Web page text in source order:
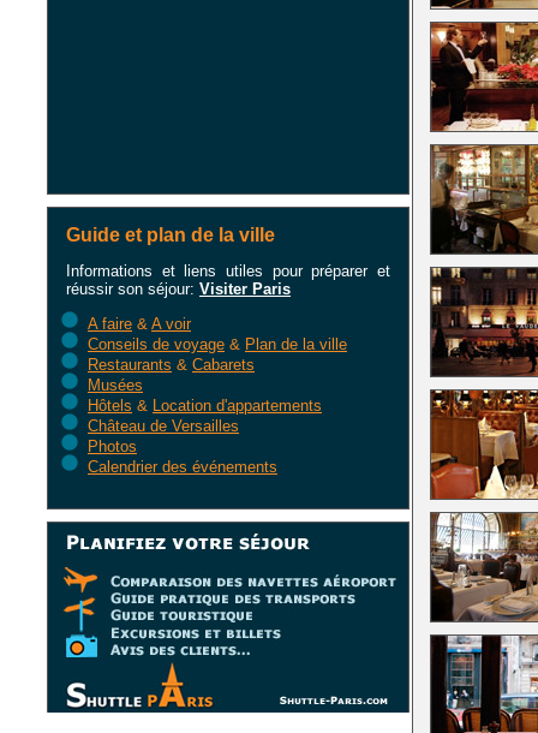
Guide et plan de la ville
Informations et liens utiles pour préparer et
réussir son séjour: Visiter Paris
A faire & A voir
Conseils de voyage & Plan de la ville
Restaurants & Cabarets
Musées
Hôtels & Location d'appartements
Château de Versailles
Photos
Calendrier des événements